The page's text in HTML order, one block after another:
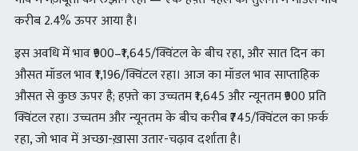
करीब 2.4% ऊपर आया है।
इस अवधि में भाव ₹900–₹1,645/क्विंटल के बीच रहा, और सात दिन का
औसत मॉडल भाव ₹1,196/क्विंटल रहा। आज का मॉडल भाव साप्ताहिक
औसत से कुछ ऊपर है; हफ़्ते का उच्चतम ₹1,645 और न्यूनतम ₹900 प्रति
क्विंटल रहा। उच्चतम और न्यूनतम के बीच करीब ₹745/क्विंटल का फ़र्क
रहा, जो भाव में अच्छा-ख़ासा उतार-चढ़ाव दर्शाता है।